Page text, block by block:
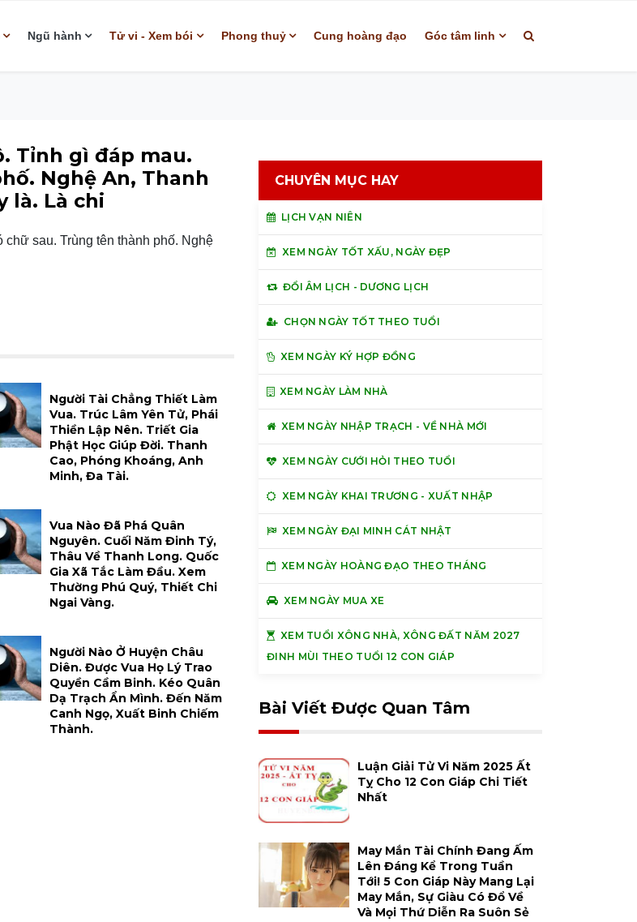
Ngũ hành Tử vi - Xem bói Phong thuỷ Cung hoàng đạo Góc tâm linh
Tỉnh gì đáp mau.
Nghệ An, Thanh
là. Là chi
Người Tài Chẳng Thiết Làm
Vua. Trúc Lâm Yên Tử, Phái
Thiền Lập Nên. Triết Gia
Phật Học Giúp Đời. Thanh
Cao, Phóng Khoáng, Anh
Minh, Đa Tài.
Vua Nào Đã Phá Quân
Nguyên. Cuối Năm Đinh Tý,
Thâu Về Thanh Long. Quốc
Gia Xã Tắc Làm Đầu. Xem
Thường Phú Quý, Thiết Chi
Ngai Vàng.
Người Nào Ở Huyện Châu
Diên. Được Vua Họ Lý Trao
Quyền Cầm Binh. Kéo Quân
Dạ Trạch Ẩn Mình. Đến Năm
Canh Ngọ, Xuất Binh Chiếm
Thành.
CHUYÊN MỤC HAY
LỊCH VẠN NIÊN
XEM NGÀY TỐT XẤU, NGÀY ĐẸP
ĐỔI ÂM LỊCH - DƯƠNG LỊCH
CHỌN NGÀY TỐT THEO TUỔI
XEM NGÀY KÝ HỢP ĐỒNG
XEM NGÀY LÀM NHÀ
XEM NGÀY NHẬP TRẠCH - VỀ NHÀ MỚI
XEM NGÀY CƯỚI HỎI THEO TUỔI
XEM NGÀY KHAI TRƯƠNG - XUẤT NHẬP
XEM NGÀY ĐẠI MINH CÁT NHẬT
XEM NGÀY HOÀNG ĐẠO THEO THÁNG
XEM NGÀY MUA XE
XEM TUỔI XÔNG NHÀ, XÔNG ĐẤT NĂM 2027
ĐINH MÙI THEO TUỔI 12 CON GIÁP
Bài Viết Được Quan Tâm
Luận Giải Tử Vi Năm 2025 Ất
Tỵ Cho 12 Con Giáp Chi Tiết
Nhất
May Mắn Tài Chính Đang Ấm
Lên Đáng Kể Trong Tuần
Tới! 5 Con Giáp Này Mang Lại
May Mắn, Sự Giàu Có Đổ Về
Và Mọi Thứ Diễn Ra Suôn Sẻ